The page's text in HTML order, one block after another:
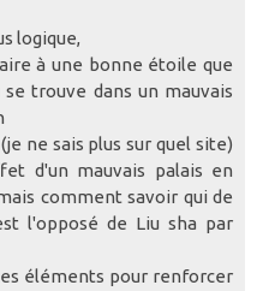
logique,
à une bonne étoile que
trouve dans un mauvais
ne sais plus sur quel site)
d'un mauvais palais en
comment savoir qui de
l'opposé de Liu sha par
éléments pour renforcer